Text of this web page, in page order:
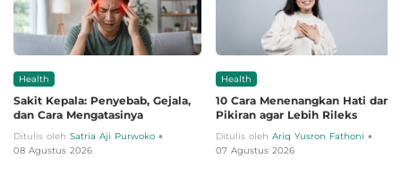
Health
Sakit Kepala: Penyebab, Gejala,
dan Cara Mengatasinya
Ditulis oleh Satria Aji Purwoko •
08 Agustus 2026
Health
10 Cara Menenangkan Hati dan
Pikiran agar Lebih Rileks
Ditulis oleh Ariq Yusron Fathoni •
07 Agustus 2026